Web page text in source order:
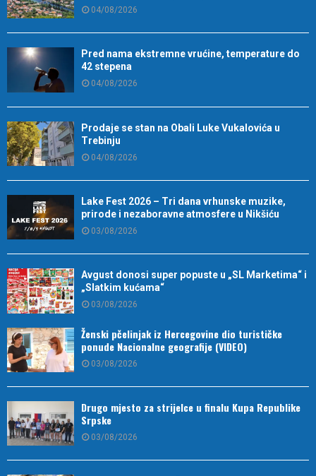
04/08/2026
Pred nama ekstremne vrućine, temperature do
42 stepena
04/08/2026
Prodaje se stan na Obali Luke Vukalovića u
Trebinju
04/08/2026
Lake Fest 2026 – Tri dana vrhunske muzike,
prirode i nezaboravne atmosfere u Nikšiću
03/08/2026
Avgust donosi super popuste u „SL Marketima“ i
„Slatkim kućama“
03/08/2026
Ženski pčelinjak iz Hercegovine dio turističke
ponude Nacionalne geografije (VIDEO)
03/08/2026
Drugo mjesto za strijelce u finalu Kupa Republike
Srpske
03/08/2026